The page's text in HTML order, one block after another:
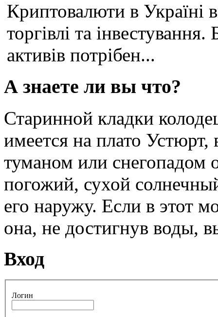
Криптовалюти в Україні
торгівлі та
активів потрібен...
А знаете ли вы что?
Старинной кладки
имеется на плато
туманом или снегопадом
погожий, сухой
его наружу. Если в этот
она, не достигнув воды,
Вход
Логин